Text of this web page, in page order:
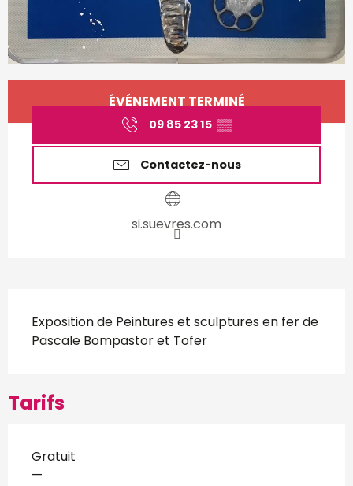
Ouverture et coordonnées
ÉVÉNEMENT TERMINÉ
09 85 23 15 ▒▒
Contactez-nous
si.suevres.com
Description
Exposition de Peintures et sculptures en fer de
Pascale Bompastor et Tofer
Tarifs
Gratuit
—